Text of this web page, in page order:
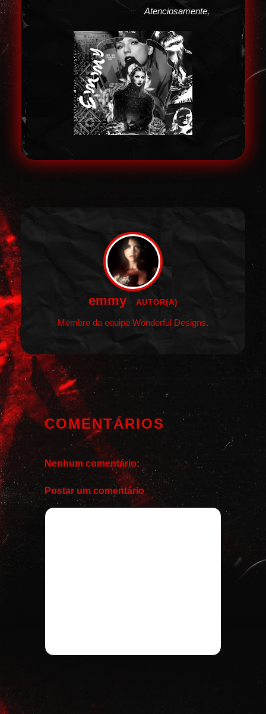
Atenciosamente,
emmy AUTOR(A)
Membro da equipe Wonderful Designs.
COMENTÁRIOS
Nenhum comentário:
Postar um comentário